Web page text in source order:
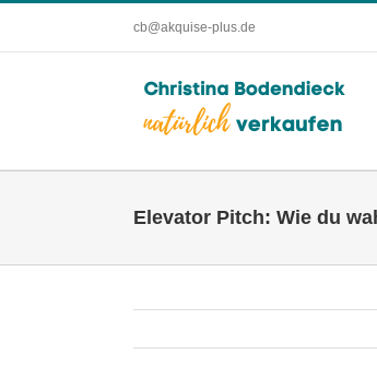
Inhalt
cb@akquise-plus.de
Elevator Pitch: Wie du